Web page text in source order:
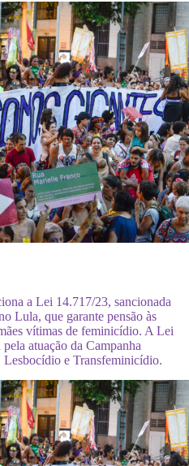
a Lei 14.717/23, sancionada
Lula, que garante pensão às
vítimas de feminicídio. A Lei
atuação da Campanha
e Transfeminicídio.